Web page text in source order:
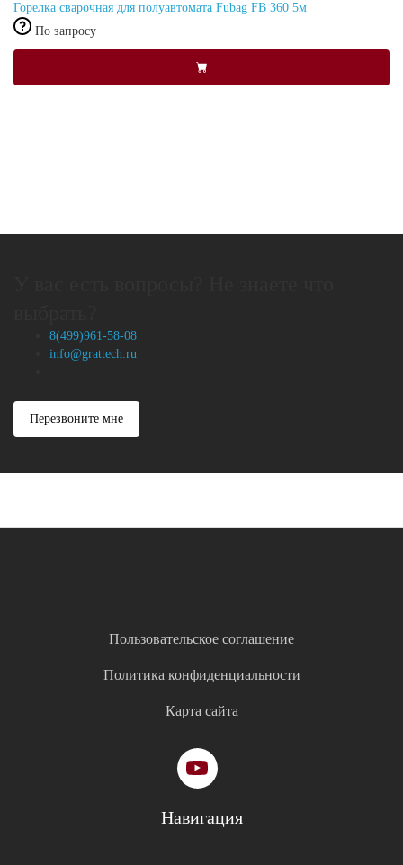
Горелка сварочная для полуавтомата Fubag FB 360 5м
По запросу
8(499)961-58-08
info@grattech.ru
Перезвоните мне
Пользовательское соглашение
Политика конфиденциальности
Карта сайта
Навигация